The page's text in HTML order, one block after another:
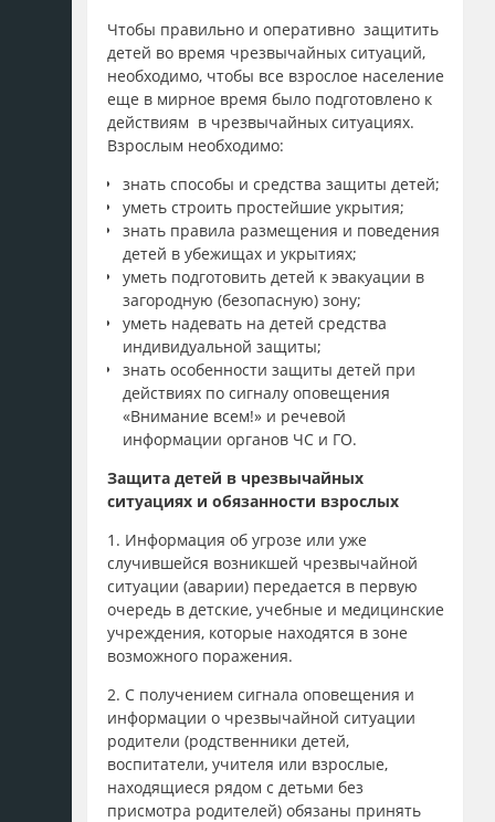
Чтобы правильно и оперативно защитить
детей во время чрезвычайных ситуаций,
необходимо, чтобы все взрослое население
еще в мирное время было подготовлено к
действиям в чрезвычайных ситуациях.
Взрослым необходимо:
знать способы и средства защиты детей;
уметь строить простейшие укрытия;
знать правила размещения и поведения
детей в убежищах и укрытиях;
уметь подготовить детей к эвакуации в
загородную (безопасную) зону;
уметь надевать на детей средства
индивидуальной защиты;
знать особенности защиты детей при
действиях по сигналу оповещения
«Внимание всем!» и речевой
информации органов ЧС и ГО.
Защита детей в чрезвычайных
ситуациях и обязанности взрослых
1. Информация об угрозе или уже
случившейся возникшей чрезвычайной
ситуации (аварии) передается в первую
очередь в детские, учебные и медицинские
учреждения, которые находятся в зоне
возможного поражения.
2. С получением сигнала оповещения и
информации о чрезвычайной ситуации
родители (родственники детей,
воспитатели, учителя или взрослые,
находящиеся рядом с детьми без
присмотра родителей) обязаны принять